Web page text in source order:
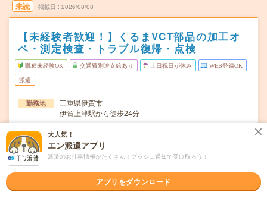
未読 掲載日 2026/08/08
【未経験者歓迎！】くるまVCT部品の加工オ
ペ・測定検査・トラブル復帰・点検
職種未経験OK 交通費別途支給あり 土日祝日が休み WEB登録OK
派遣
勤務地
三重県伊賀市
伊賀上津駅から徒歩24分
曜日頻度 月～金
時間 08:30～17:2020:30～05:20
期間 長期でお仕事できる方、大歓迎！
時給 時給1400円
大人気！
エン派遣アプリ
派遣のお仕事情報がたくさん！プッシュ通知で受け取ろう！
アプリをダウンロード